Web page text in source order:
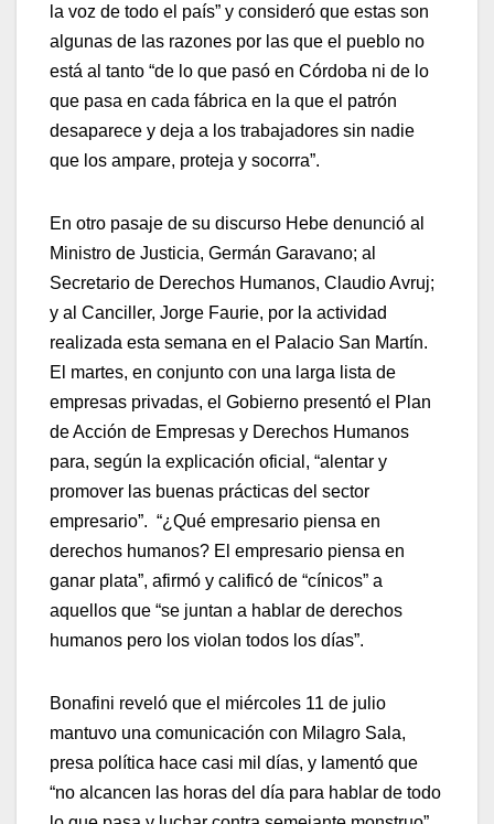
la voz de todo el país” y consideró que estas son
algunas de las razones por las que el pueblo no
está al tanto “de lo que pasó en Córdoba ni de lo
que pasa en cada fábrica en la que el patrón
desaparece y deja a los trabajadores sin nadie
que los ampare, proteja y socorra”.
En otro pasaje de su discurso Hebe denunció al
Ministro de Justicia, Germán Garavano; al
Secretario de Derechos Humanos, Claudio Avruj;
y al Canciller, Jorge Faurie, por la actividad
realizada esta semana en el Palacio San Martín.
El martes, en conjunto con una larga lista de
empresas privadas, el Gobierno presentó el Plan
de Acción de Empresas y Derechos Humanos
para, según la explicación oficial, “alentar y
promover las buenas prácticas del sector
empresario”. “¿Qué empresario piensa en
derechos humanos? El empresario piensa en
ganar plata”, afirmó y calificó de “cínicos” a
aquellos que “se juntan a hablar de derechos
humanos pero los violan todos los días”.
Bonafini reveló que el miércoles 11 de julio
mantuvo una comunicación con Milagro Sala,
presa política hace casi mil días, y lamentó que
“no alcancen las horas del día para hablar de todo